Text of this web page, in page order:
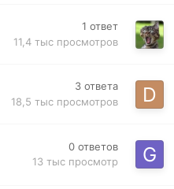
1 ответ
11,4 тыс просмотров
3 ответа
18,5 тыс просмотров
0 ответов
13 тыс просмотр